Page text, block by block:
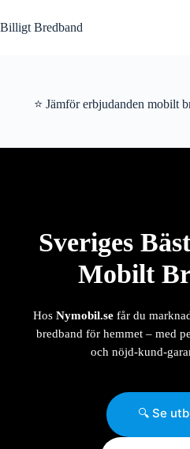
till
innehåll
Billigt Bredband
⭐ Jämför erbjudanden mobilt
Sveriges
Mobilt
Hos Nymobil.sefår du
bredband för hemmet – med
och nöjd-kund-
🔍 Se